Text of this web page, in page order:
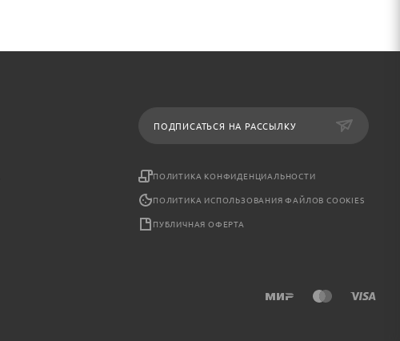
ПОДПИСАТЬСЯ НА РАССЫЛКУ
ПОЛИТИКА КОНФИДЕНЦИАЛЬНОСТИ
ПОЛИТИКА ИСПОЛЬЗОВАНИЯ ФАЙЛОВ COOKIES
ПУБЛИЧНАЯ ОФЕРТА